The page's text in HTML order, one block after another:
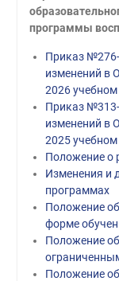
программы
Приказ
изменений
2026
Приказ
изменений
2025
Положение о
Изменения и
программах
Положение
форме
Положение
Положение